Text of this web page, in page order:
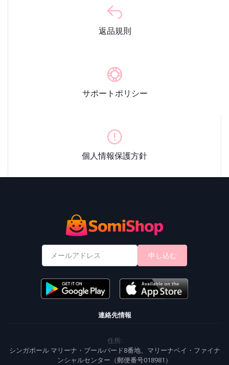
返品規則
サポートポリシー
個人情報保護方針
申し込む
連絡先情報
住所:
シンガポール マリーナ・ブールバード8番地、マリーナベイ・ファイナ
ンシャルセンター（郵便番号018981）